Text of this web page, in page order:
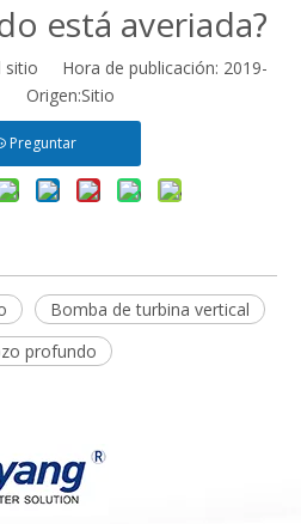
está averiada?
Hora de publicación: 2019-
Origen:Sitio
Preguntar
Bomba de turbina vertical
profundo